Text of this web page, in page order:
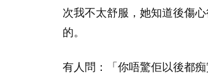
次我不太舒服，她知道後傷
的。
有人問：「你唔驚佢以後都